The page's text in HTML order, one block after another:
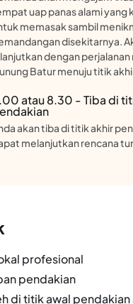
uap panas alami yang
memasak sambil
disekitarnya.
dengan perjalanan
Batur menuju titik
atau 8.30 - Tiba di
akan tiba di titik akhir
melanjutkan rencana
profesional
pendakian
di titik awal